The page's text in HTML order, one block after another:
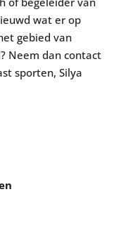
wat er op
gebied van
Neem dan contact
sporten, Silya